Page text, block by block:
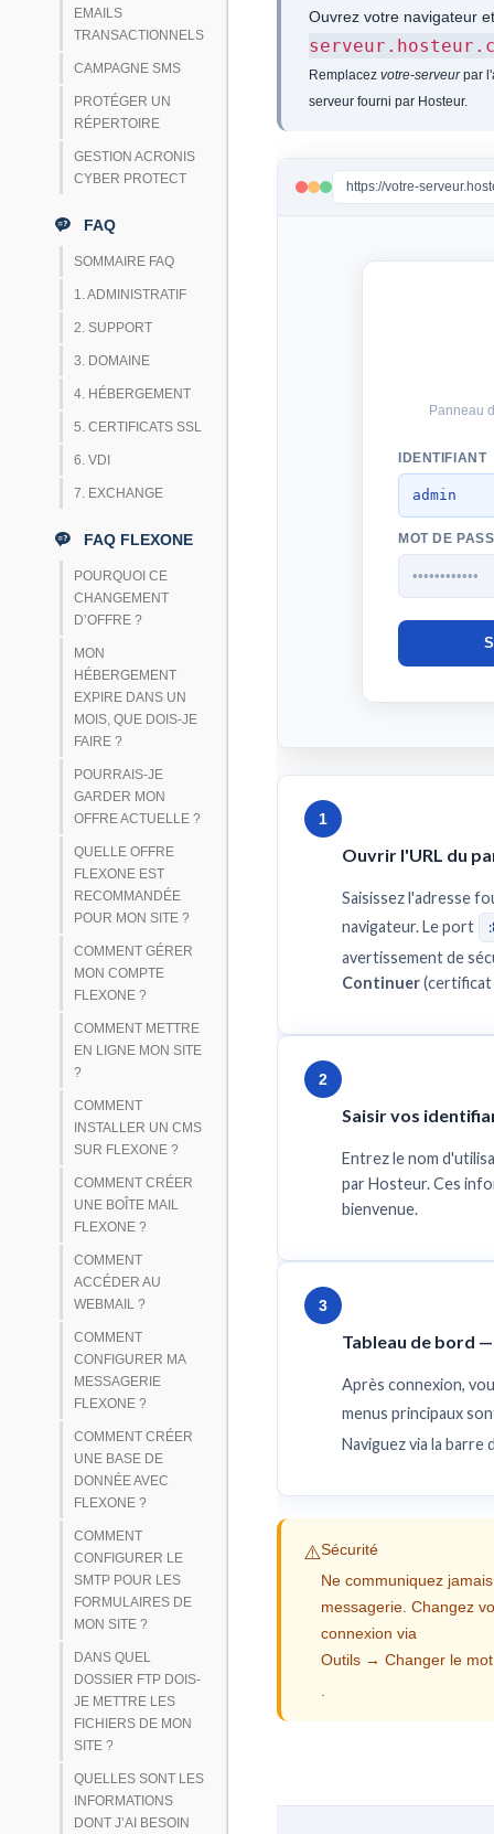
EMAILS
TRANSACTIONNELS
CAMPAGNE SMS
PROTÉGER UN
RÉPERTOIRE
GESTION ACRONIS
CYBER PROTECT
FAQ
SOMMAIRE FAQ
1. ADMINISTRATIF
2. SUPPORT
3. DOMAINE
4. HÉBERGEMENT
5. CERTIFICATS SSL
6. VDI
7. EXCHANGE
FAQ FLEXONE
POURQUOI CE
CHANGEMENT
D’OFFRE ?
MON
HÉBERGEMENT
EXPIRE DANS UN
MOIS, QUE DOIS-JE
FAIRE ?
POURRAIS-JE
GARDER MON
OFFRE ACTUELLE ?
QUELLE OFFRE
FLEXONE EST
RECOMMANDÉE
POUR MON SITE ?
COMMENT GÉRER
MON COMPTE
FLEXONE ?
COMMENT METTRE
EN LIGNE MON SITE
?
COMMENT
INSTALLER UN CMS
SUR FLEXONE ?
COMMENT CRÉER
UNE BOÎTE MAIL
FLEXONE ?
COMMENT
ACCÉDER AU
WEBMAIL ?
COMMENT
CONFIGURER MA
MESSAGERIE
FLEXONE ?
COMMENT CRÉER
UNE BASE DE
DONNÉE AVEC
FLEXONE ?
COMMENT
CONFIGURER LE
SMTP POUR LES
FORMULAIRES DE
MON SITE ?
DANS QUEL
DOSSIER FTP DOIS-
JE METTRE LES
FICHIERS DE MON
SITE ?
QUELLES SONT LES
INFORMATIONS
DONT J’AI BESOIN
Ouvrez votre navigateur
Remplacez votre-serveurpar
serveur fourni par Hosteur.
https://votre-
Panneau
IDENTIFIANT
admin
MOT DE
••••••••••••
1
Ouvrir l'URL du
Saisissez l'adresse
navigateur. Le port
avertissement de
Continuer(certificat
2
Saisir vos
Entrez le nom
par Hosteur. Ces
bienvenue.
3
Tableau de bord
Après connexion,
menus principaux
Naviguez via la barre
⚠️Sécurité
Ne communiquez
messagerie. Changez
connexion via
Outils → Changer le